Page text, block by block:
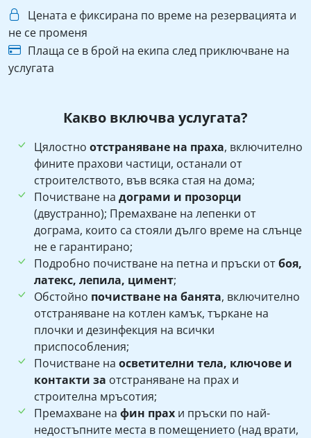
Цената е фиксирана по време на резервацията и
не се променя
Плаща се в брой на екипа след приключване на
услугата
Какво включва услугата?
Цялостно отстраняване на праха, включително
фините прахови частици, останали от
строителството, във всяка стая на дома;
Почистване на дограми и прозорци
(двустранно); Премахване на лепенки от
дограма, които са стояли дълго време на слънце
не е гарантирано;
Подробно почистване на петна и пръски отбоя,
латекс, лепила, цимент;
Обстойно почистване на банята, включително
отстраняване на котлен камък, търкане на
плочки и дезинфекция на всички
приспособления;
Почистване на осветителни тела, ключове и
контакти за отстраняване на прах и
строителна мръсотия;
Премахване на фин прах и пръски по най-
недостъпните места в помещението (над врати,